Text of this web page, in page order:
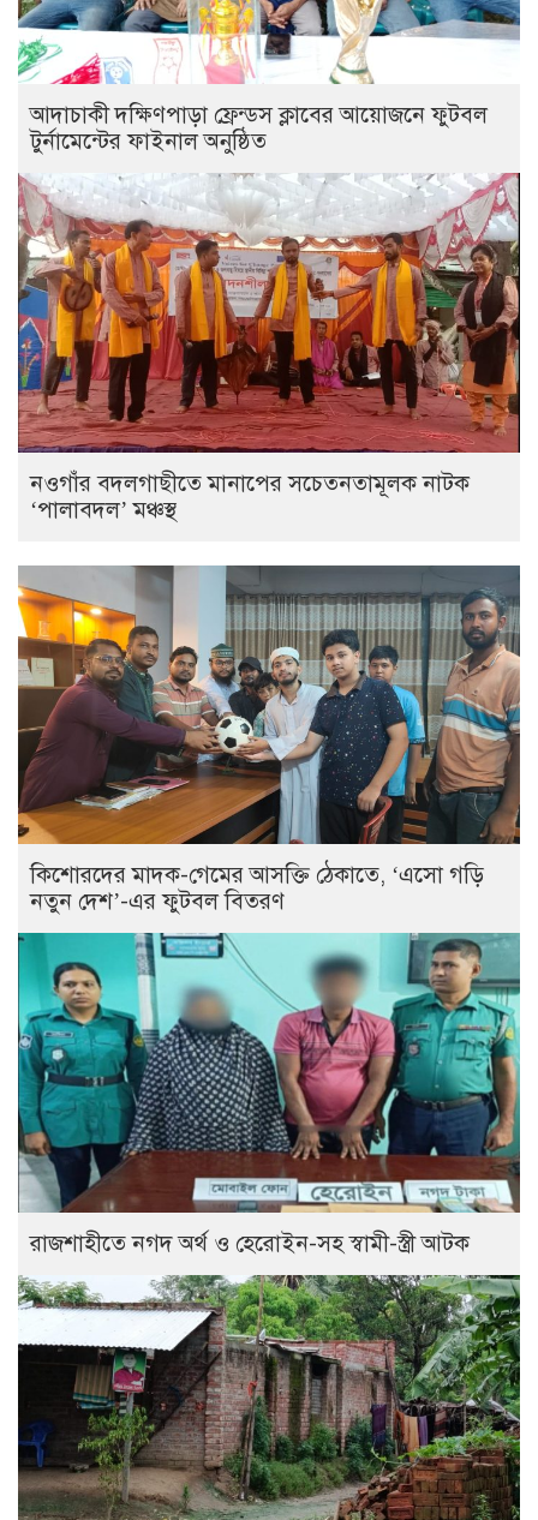
আদাচাকী দক্ষিণপাড়া ফ্রেন্ডস ক্লাবের আয়োজনে ফুটবল
টুর্নামেন্টের ফাইনাল অনুষ্ঠিত
নওগাঁর বদলগাছীতে মানাপের সচেতনতামূলক নাটক
‘পালাবদল’ মঞ্চস্থ
কিশোরদের মাদক-গেমের আসক্তি ঠেকাতে, ‘এসো গড়ি
নতুন দেশ’-এর ফুটবল বিতরণ
রাজশাহীতে নগদ অর্থ ও হেরোইন-সহ স্বামী-স্ত্রী আটক